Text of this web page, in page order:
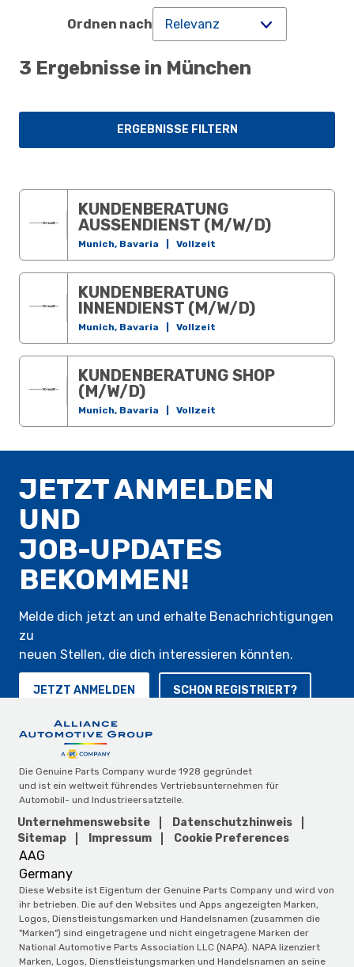
Ordnen nach
3 Ergebnisse in München
ERGEBNISSE FILTERN
KUNDENBERATUNG
AUSSENDIENST (M/W/D)
Munich, Bavaria Vollzeit
KUNDENBERATUNG
INNENDIENST (M/W/D)
Munich, Bavaria Vollzeit
KUNDENBERATUNG SHOP
(M/W/D)
Munich, Bavaria Vollzeit
JETZT ANMELDEN
UND
JOB-UPDATES
BEKOMMEN!
Melde dich jetzt an und erhalte Benachrichtigungen
zu
neuen Stellen, die dich interessieren könnten.
JETZT ANMELDEN SCHON REGISTRIERT?
Die Genuine Parts Company wurde 1928 gegründet
und ist ein weltweit führendes Vertriebsunternehmen für
Automobil- und Industrieersatzteile.
Unternehmenswebsite
Datenschutzhinweis
Sitemap
Impressum Cookie Preferences
AAG
Germany
Diese Website ist Eigentum der Genuine Parts Company und wird von
ihr betrieben. Die auf den Websites und Apps angezeigten Marken,
Logos, Dienstleistungsmarken und Handelsnamen (zusammen die
"Marken") sind eingetragene und nicht eingetragene Marken der
National Automotive Parts Association LLC (NAPA). NAPA lizenziert
Marken, Logos, Dienstleistungsmarken und Handelsnamen an seine